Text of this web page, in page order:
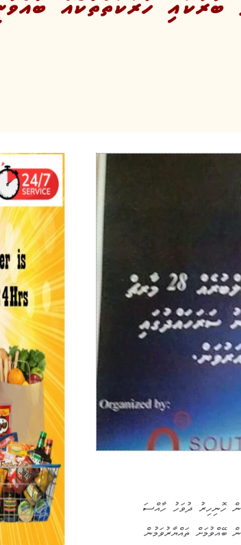
ހޮނިހިރު ދުވަހު ހާއްސަ
ތައްޔާރުވަމުން